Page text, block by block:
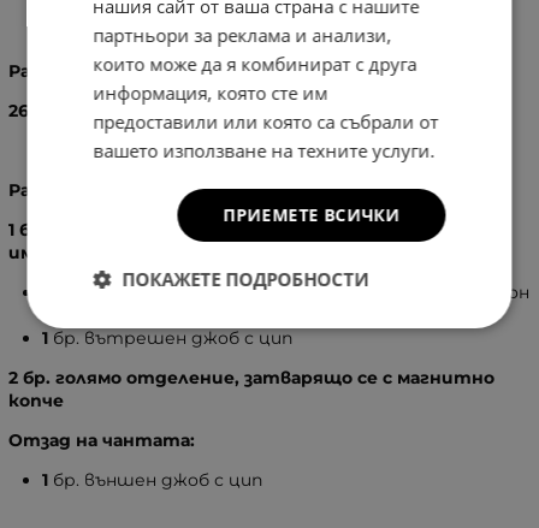
Размери:
26
см.
Разпределение:
1 бр. голямо отделение, затварящо се с цип, в него
има:
бр. вътрешен джоб без цип, подходящ за телефон
1 бр. вътрешен джоб с цип
2 бр. голямо отделение, затварящо се с магнитно
копче
Отзад на чантата:
1 бр. външен джоб с цип
нашия сайт от ваша страна с нашите
партньори за реклама и анализи,
които може да я комбинират с друга
информация, която сте им
предоставили или която са събрали от
вашето използване на техните услуги.
ПРИЕМЕТЕ ВСИЧКИ
ПОКАЖЕТЕ ПОДРОБНОСТИ